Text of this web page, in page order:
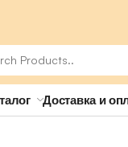
Доставка и